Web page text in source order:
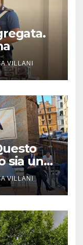
VILLANI
sia un
VILLANI